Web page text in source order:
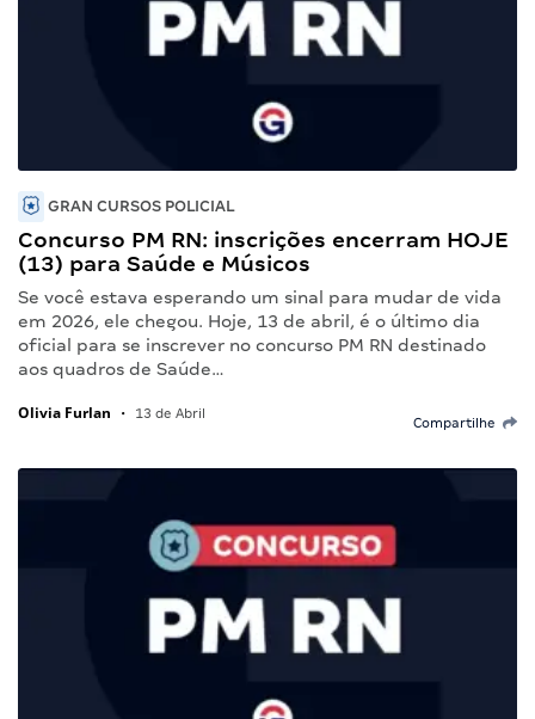
GRAN CURSOS POLICIAL
Concurso PM RN: inscrições encerram HOJE
(13) para Saúde e Músicos
Se você estava esperando um sinal para mudar de vida
em 2026, ele chegou. Hoje, 13 de abril, é o último dia
oficial para se inscrever no concurso PM RN destinado
aos quadros de Saúde…
Olivia Furlan • 13 de Abril
Compartilhe